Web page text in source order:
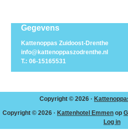
Gegevens
Kattenoppas Zuidoost-Drenthe
info@kattenoppaszodrenthe.nl
T.: 06-15165531
Copyright © 2026 ·
Copyright © 2026 · Kattenhotel Emmen op
Log in